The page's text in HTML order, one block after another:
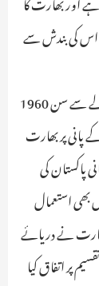
اس کی بندش سے
بھارت اور پاکستان کے درمیان پانی کی تقسیم کے حوالے سے سن 1960
پر بھارت
پاکستان کی
بھی استعمال
نے دریائے
پر اتفاق کیا